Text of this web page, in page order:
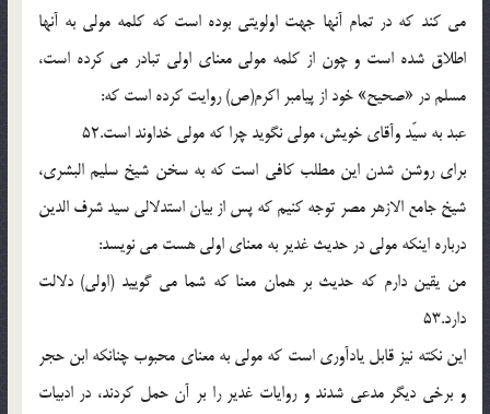
مى كند كه در تمام آنها جهت اولويتى بوده است كه كلمه مولى به آنها
اطلاق شده است و چون از كلمه مولى معناى اولى تبادر مى كرده است،
مسلم در «صحيح» خود از پيامبر اكرم(ص) روايت كرده است كه:
عبد به سيّد وآقاى خويش، مولى نگويد چرا كه مولى خداوند است.52
براى روشن شدن اين مطلب كافى است كه به سخن شيخ سليم البشرى،
شيخ جامع الازهر مصر توجه كنيم كه پس از بيان استدلالى سيد شرف الدين
درباره اينكه مولى در حديث غدير به معناى اولى هست مى نويسد:
من يقين دارم كه حديث بر همان معنا كه شما مى گوييد (اولى) دلالت
دارد.53
اين نكته نيز قابل يادآورى است كه مولى به معناى محبوب چنانكه ابن حجر
و برخى ديگر مدعى شدند و روايات غدير را بر آن حمل كردند، در ادبيات